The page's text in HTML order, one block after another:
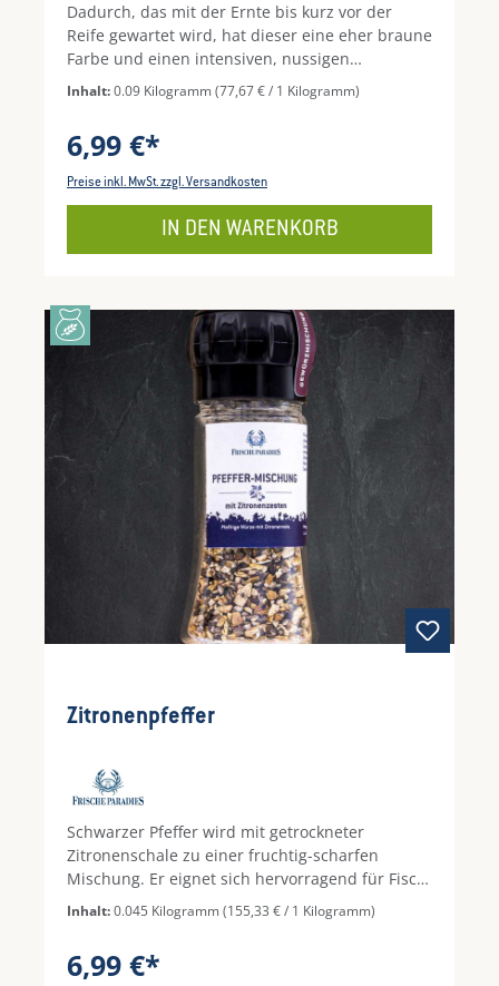
Dadurch, das mit der Ernte bis kurz vor der
Reife gewartet wird, hat dieser eine eher braune
Farbe und einen intensiven, nussigen
Geschmack.
Inhalt:0.09 Kilogramm(77,67 € / 1 Kilogramm)
6,99 €*
Preise inkl. MwSt. zzgl. Versandkosten
IN DEN WARENKORB
Zitronenpfeffer
Schwarzer Pfeffer wird mit getrockneter
Zitronenschale zu einer fruchtig-scharfen
Mischung. Er eignet sich hervorragend für Fisch-
und Geflügelgerichte und verleiht ihnen einen
feurig-frischen Geschmack.
Inhalt:0.045 Kilogramm(155,33 € / 1 Kilogramm)
6,99 €*